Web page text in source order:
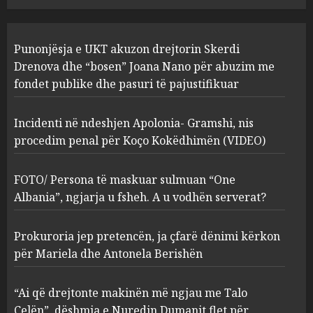
2
Apolonia- Gramshi, nis
procedim penal për Koço
Kokëdhimën (VIDEO)
MARCH 27, 2025
3
FOTO/ Persona të maskuar
sulmuan “One Albania”,
ngjarja u fsheh. A u vodhën
serverat?
MARCH 25, 2025
Prokuroria jep pretencën, ja
çfarë dënimi kërkon për
Berishën
Punonjësja e UKT akuzon drejtorin Skerdi
Drenova dhe “bosen” Joana Nano për abuzim me
fondet publike dhe pasuri të pajustifikuar
Incidenti në ndeshjen Apolonia- Gramshi, nis
procedim penal për Koço Kokëdhimën (VIDEO)
FOTO/ Persona të maskuar sulmuan “One
Albania”, ngjarja u fsheh. A u vodhën serverat?
Prokuroria jep pretencën, ja çfarë dënimi kërkon
për Mariela dhe Antonela Berishën
“Ai që drejtonte makinën më ngjau me Talo